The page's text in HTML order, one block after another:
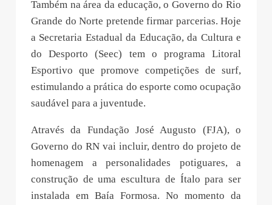
Também na área da educação, o Governo do Rio
Grande do Norte pretende firmar parcerias. Hoje
a Secretaria Estadual da Educação, da Cultura e
do Desporto (Seec) tem o programa Litoral
Esportivo que promove competições de surf,
estimulando a prática do esporte como ocupação
saudável para a juventude.
Através da Fundação José Augusto (FJA), o
Governo do RN vai incluir, dentro do projeto de
homenagem a personalidades potiguares, a
construção de uma escultura de Ítalo para ser
instalada em Baía Formosa. No momento da